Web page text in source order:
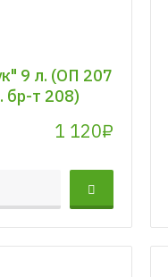
9 л. (ОП 207
бр-т 208)
1 120₽